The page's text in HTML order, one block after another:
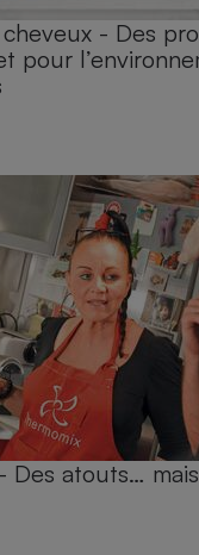
- Des
pour
Des atouts…